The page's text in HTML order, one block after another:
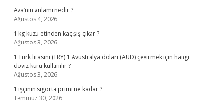
Ava’nın anlamı nedir ?
Ağustos 4, 2026
1 kg kuzu etinden kaç şiş çıkar ?
Ağustos 3, 2026
1 Türk lirasını (TRY) 1 Avustralya doları (AUD) çevirmek için hangi
döviz kuru kullanılır ?
Ağustos 3, 2026
1 işçinin sigorta primi ne kadar ?
Temmuz 30, 2026